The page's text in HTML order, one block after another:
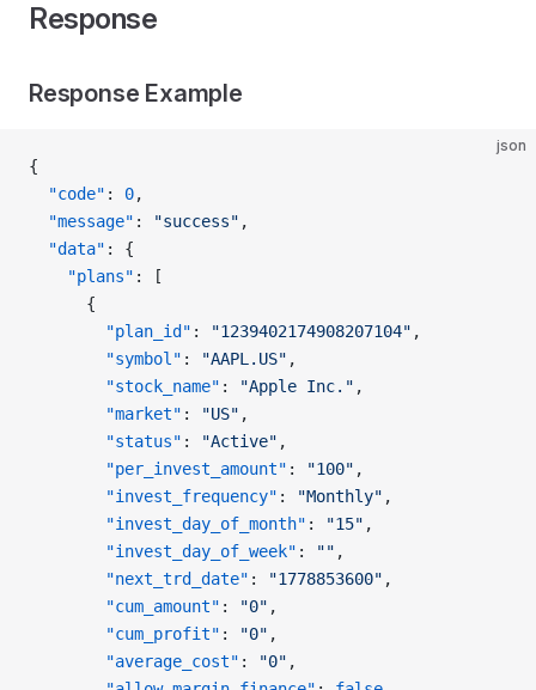
Response
Response Example
json
{
  "code"
: 0,
  "message"
: "success" ,
  "data"
: {
    "plans"
: [
      {
        "plan_id"
: "1239402174908207104" ,
        "symbol"
: "AAPL.US" ,
        "stock_name"
: "Apple Inc." ,
        "market"
: "US" ,
        "status"
: "Active" ,
        "per_invest_amount"
: "100" ,
        "invest_frequency"
: "Monthly" ,
        "invest_day_of_month"
: "15" ,
        "invest_day_of_week"
: "" ,
        "next_trd_date"
: "1778853600" ,
        "cum_amount"
: "0" ,
        "cum_profit"
: "0" ,
        "average_cost"
: "0" ,